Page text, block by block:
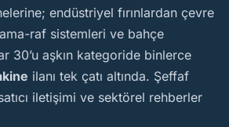
endüstriyel fırınlardan çevre
raf sistemleri ve bahçe
30’u aşkın kategoride binlerce
ilanı tek çatı altında. Şeffaf
iletişimi ve sektörel rehberler